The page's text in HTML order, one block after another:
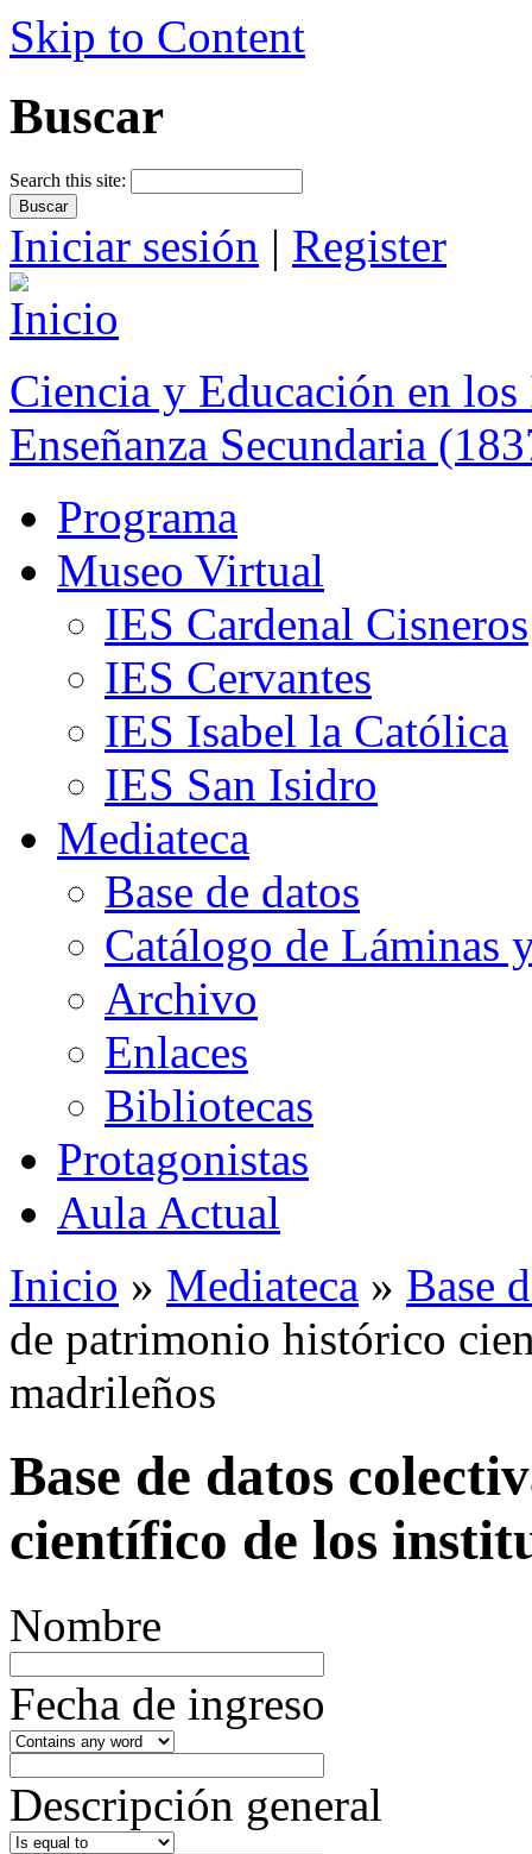
Skip to Content
Buscar
Search this site:
Iniciar sesión | Register
Ciencia y Educación en
Enseñanza Secundaria
Programa
Museo Virtual
IES Cardenal Cisneros
IES Cervantes
IES Isabel la Católica
IES San Isidro
Mediateca
Base de datos
Catálogo de Láminas
Archivo
Enlaces
Bibliotecas
Protagonistas
Aula Actual
Inicio » Mediateca » Base
de patrimonio histórico
madrileños
Base de datos
científico de los
Nombre
Fecha de ingreso
Descripción general